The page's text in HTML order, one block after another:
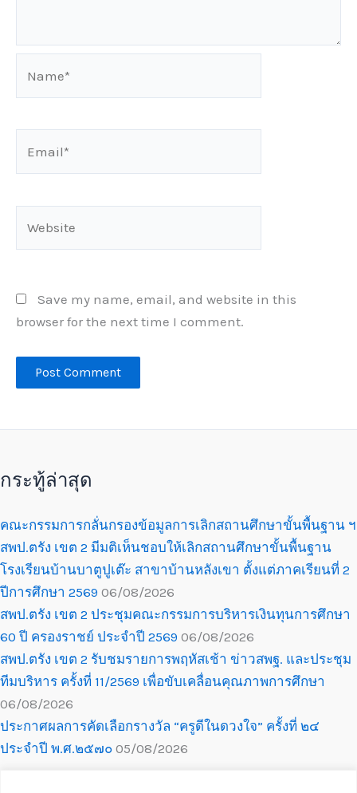
Save my name, email, and website in this
browser for the next time I comment.
กระทู้ล่าสุด
คณะกรรมการกลั่นกรองข้อมูลการเลิกสถานศึกษาขั้นพื้นฐาน ฯ
สพป.ตรัง เขต 2 มีมติเห็นชอบให้เลิกสถานศึกษาขั้นพื้นฐาน
โรงเรียนบ้านบาตูปูเต๊ะ สาขาบ้านหลังเขา ตั้งแต่ภาคเรียนที่ 2
ปีการศึกษา 2569 06/08/2026
สพป.ตรัง เขต 2 ประชุมคณะกรรมการบริหารเงินทุนการศึกษา
60 ปี ครองราชย์ ประจำปี 2569 06/08/2026
สพป.ตรัง เขต 2 รับชมรายการพฤหัสเช้า ข่าวสพฐ. และประชุม
ทีมบริหาร ครั้งที่ 11/2569 เพื่อขับเคลื่อนคุณภาพการศึกษา
06/08/2026
ประกาศผลการคัดเลือกรางวัล “ครูดีในดวงใจ” ครั้งที่ ๒๔
ประจำปี พ.ศ.๒๕๗๐ 05/08/2026